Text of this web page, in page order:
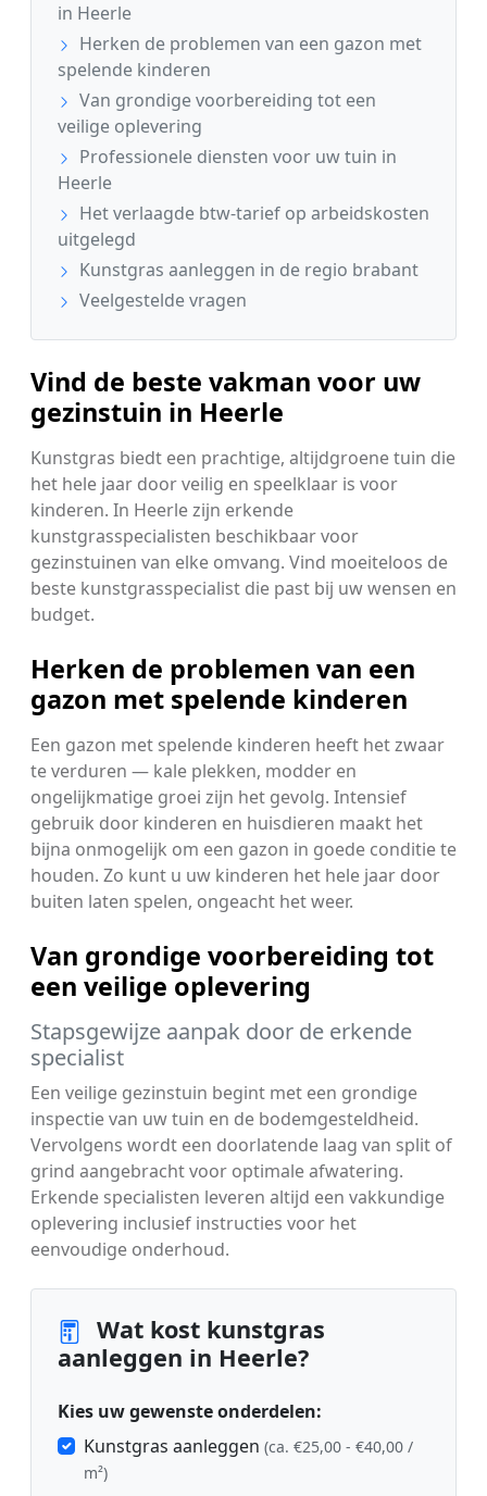
in Heerle
Herken de problemen van een gazon met
spelende kinderen
Van grondige voorbereiding tot een
veilige oplevering
Professionele diensten voor uw tuin in
Heerle
Het verlaagde btw-tarief op arbeidskosten
uitgelegd
Kunstgras aanleggen in de regio brabant
Veelgestelde vragen
Vind de beste vakman voor uw
gezinstuin in Heerle
Kunstgras biedt een prachtige, altijdgroene tuin die
het hele jaar door veilig en speelklaar is voor
kinderen. In Heerle zijn erkende
kunstgrasspecialisten beschikbaar voor
gezinstuinen van elke omvang. Vind moeiteloos de
beste kunstgrasspecialist die past bij uw wensen en
budget.
Herken de problemen van een
gazon met spelende kinderen
Een gazon met spelende kinderen heeft het zwaar
te verduren — kale plekken, modder en
ongelijkmatige groei zijn het gevolg. Intensief
gebruik door kinderen en huisdieren maakt het
bijna onmogelijk om een gazon in goede conditie te
houden. Zo kunt u uw kinderen het hele jaar door
buiten laten spelen, ongeacht het weer.
Van grondige voorbereiding tot
een veilige oplevering
Stapsgewijze aanpak door de erkende
specialist
Een veilige gezinstuin begint met een grondige
inspectie van uw tuin en de bodemgesteldheid.
Vervolgens wordt een doorlatende laag van split of
grind aangebracht voor optimale afwatering.
Erkende specialisten leveren altijd een vakkundige
oplevering inclusief instructies voor het
eenvoudige onderhoud.
Wat kost kunstgras
aanleggen in Heerle?
Kies uw gewenste onderdelen:
Kunstgras aanleggen (ca. €25,00 - €40,00 /
m²)